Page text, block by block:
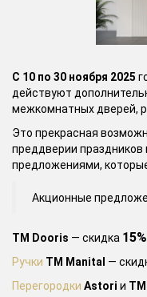
С 10 по 30 ноября 2025
действуют
межкомнатных дверей,
Это прекрасная
преддверии
предложениями,
Акционные
ТМ Dooris — скидка 15%
Ручки ТМ Manital —
Перегородки Astori и ТМ